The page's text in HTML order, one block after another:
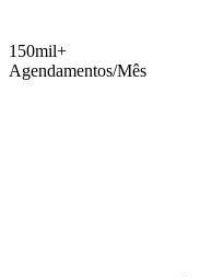
150mil+
Agendamentos/Mês